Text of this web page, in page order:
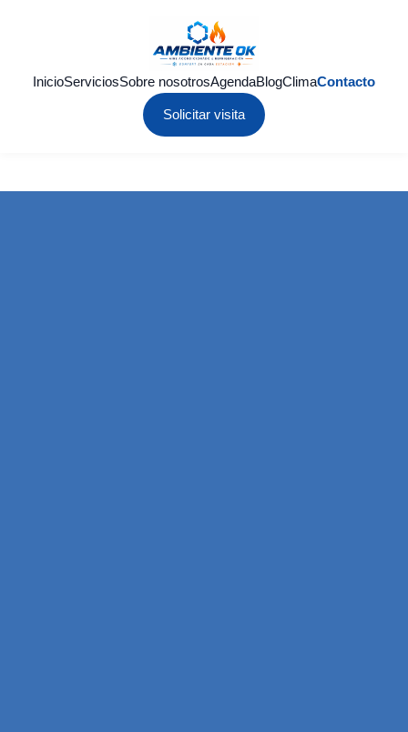
InicioServiciosSobre nosotrosAgendaBlogClimaContacto
Solicitar visita